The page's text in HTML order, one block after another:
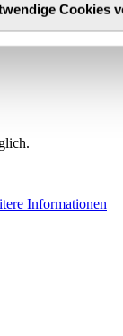
Cookies
Informationen